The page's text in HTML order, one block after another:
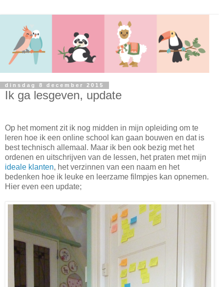
dinsdag 8 december 2015
Ik ga lesgeven, update
Op het moment zit ik nog midden in mijn opleiding om te
leren hoe ik een online school kan gaan bouwen en dat is
best technisch allemaal. Maar ik ben ook bezig met het
ordenen en uitschrijven van de lessen, het praten met mijn
ideale klanten, het verzinnen van een naam en het
bedenken hoe ik leuke en leerzame filmpjes kan opnemen.
Hier even een update;